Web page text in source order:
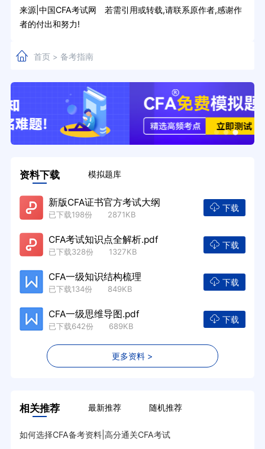
来源|中国CFA考试网 若需引用或转载,请联系原作者,感谢作
者的付出和努力!
首页> 备考指南
资料下载 模拟题库
新版CFA证书官方考试大纲
已下载198份 2871KB
下载
CFA考试知识点全解析.pdf
已下载328份 1327KB
下载
CFA一级知识结构梳理
已下载134份 849KB
下载
CFA一级思维导图.pdf
已下载642份 689KB
下载
更多资料 >
相关推荐 最新推荐 随机推荐
如何选择CFA备考资料|高分通关CFA考试